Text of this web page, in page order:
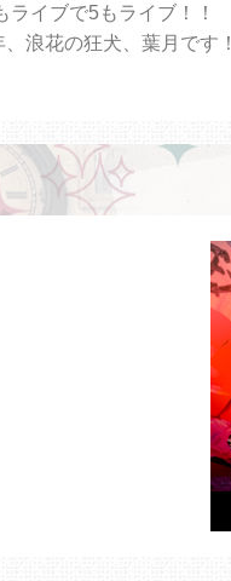
イブで5もライブ！！
浪花の狂犬、葉月です！